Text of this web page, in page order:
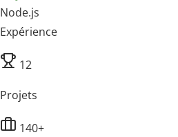
Node.js
Expérience
12
Projets
140+